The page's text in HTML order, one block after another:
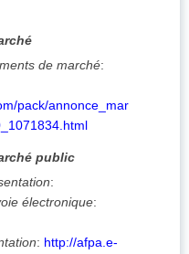
de marché:
pack/annonce_mar
public
:
électronique:
: http://afpa.e-